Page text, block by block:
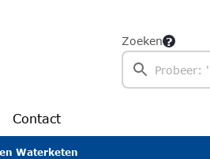
Zoeken
Contact
Waterketen